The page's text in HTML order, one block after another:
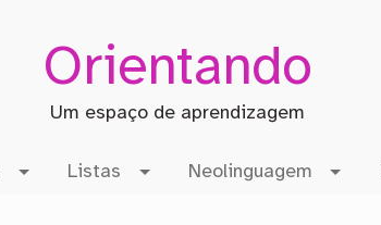
Orientando
Um espaço de aprendizagem
Listas Neolinguagem